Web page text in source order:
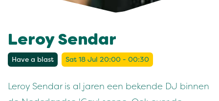
Leroy Sendar
Have a blast Sat 18 Jul 20:00 - 00:30
Leroy Sendar is al jaren een bekende DJ binnen